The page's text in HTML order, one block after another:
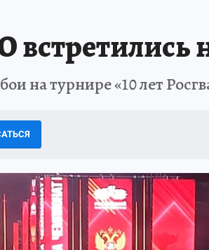
на турнире «10 лет